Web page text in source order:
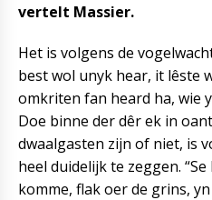
vertelt Massier.
Het is volgens de
best wol unyk hear, it lêste
omkriten fan heard ha, wie
Doe binne der dêr ek in
dwaalgasten zijn of niet, is
heel duidelijk te zeggen.
komme, flak oer de grins,